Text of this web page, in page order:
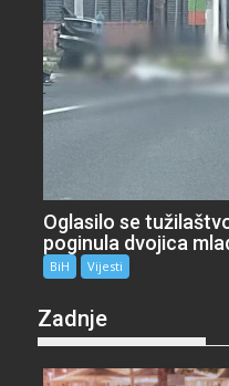
Oglasilo se
poginula dvojica
BiH Vijesti
Zadnje